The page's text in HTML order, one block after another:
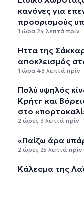
κανόνες για
προορισμούς
1 ώρα 24 λεπτά πρίν
Ήττα της
αποκλεισμός
1 ώρα 43 λεπτά πρίν
Πολύ υψηλός
Κρήτη και
στο
2 ώρες 3 λεπτά πρίν
«Παίζω άρα
2 ώρες 25 λεπτά πρίν
Κάλεσμα της